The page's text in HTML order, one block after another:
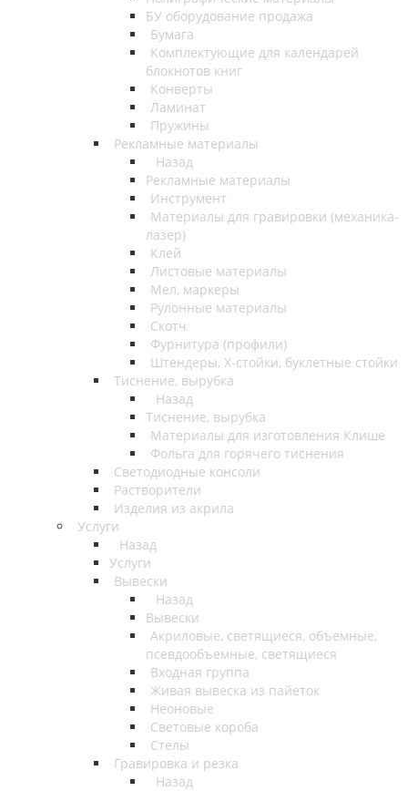
БУ оборудование продажа
Бумага
Комплектующие для календарей
блокнотов книг
Конверты
Ламинат
Пружины
Рекламные материалы
Назад
Рекламные материалы
Инструмент
Материалы для гравировки (механика-
лазер)
Клей
Листовые материалы
Мел, маркеры
Рулонные материалы
Скотч
Фурнитура (профили)
Штендеры, Х-стойки, буклетные стойки
Тиснение, вырубка
Назад
Тиснение, вырубка
Материалы для изготовления Клише
Фольга для горячего тиснения
Светодиодные консоли
Растворители
Изделия из акрила
Услуги
Назад
Услуги
Вывески
Назад
Вывески
Акриловые, светящиеся, объемные,
псевдообъемные, светящиеся
Входная группа
Живая вывеска из пайеток
Неоновые
Световые короба
Стелы
Гравировка и резка
Назад